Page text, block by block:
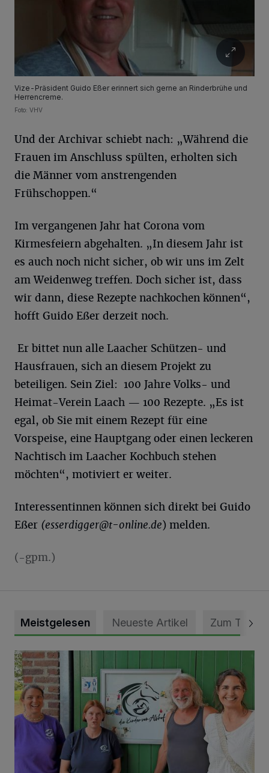
Vize-Präsident Guido Eßer erinnert sich gerne an Rinderbrühe und
Herrencreme.
Foto: VHV
Und der Archivar schiebt nach: „Während die
Frauen im Anschluss spülten, erholten sich
die Männer vom anstrengenden
Frühschoppen.“
Im vergangenen Jahr hat Corona vom
Kirmesfeiern abgehalten. „In diesem Jahr ist
es auch noch nicht sicher, ob wir uns im Zelt
am Weidenweg treffen. Doch sicher ist, dass
wir dann, diese Rezepte nachkochen können“,
hofft Guido Eßer derzeit noch.
Er bittet nun alle Laacher Schützen- und
Hausfrauen, sich an diesem Projekt zu
beteiligen. Sein Ziel: 100 Jahre Volks- und
Heimat-Verein Laach — 100 Rezepte. „Es ist
egal, ob Sie mit einem Rezept für eine
Vorspeise, eine Hauptgang oder einen leckeren
Nachtisch im Laacher Kochbuch stehen
möchten“, motiviert er weiter.
Interessentinnen können sich direkt bei Guido
Eßer (esserdigger@t-online.de) melden.
(-gpm.)
Meistgelesen Neueste Artikel Zum Thema
Vorbildlicher Einsatz für den Artenschutz gewürdigt